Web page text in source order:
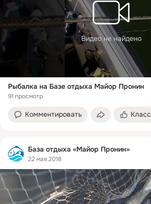
Видео не найдено
Рыбалка на Базе отдыха Майор Пронин
91 просмотр
Комментировать Класс
База отдыха «Майор Пронин»
22 мая 2018